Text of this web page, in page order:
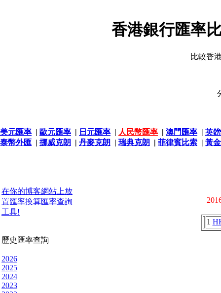
香港銀行匯率
比較香
美元匯率 | 歐元匯率 | 日元匯率 | 人民幣匯率 | 澳門匯率 | 英
泰幣外匯 | 挪威克朗 | 丹麥克朗 | 瑞典克朗 | 菲律賓比索 | 黃
在你的博客網站上放
置匯率換算匯率查詢
工具!
歷史匯率查詢
2026
2025
2024
2023
1